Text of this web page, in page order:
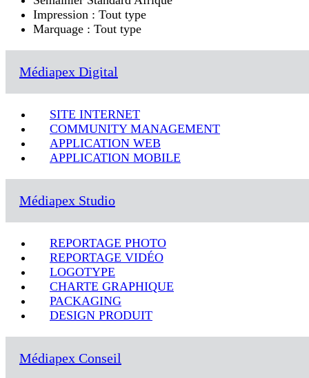
Impression : Tout type
Marquage : Tout type
Médiapex Digital
SITE INTERNET
COMMUNITY MANAGEMENT
APPLICATION WEB
APPLICATION MOBILE
Médiapex Studio
REPORTAGE PHOTO
REPORTAGE VIDÉO
LOGOTYPE
CHARTE GRAPHIQUE
PACKAGING
DESIGN PRODUIT
Médiapex Conseil